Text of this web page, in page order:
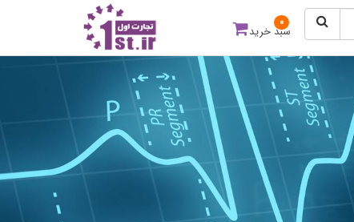
0
سبد خرید